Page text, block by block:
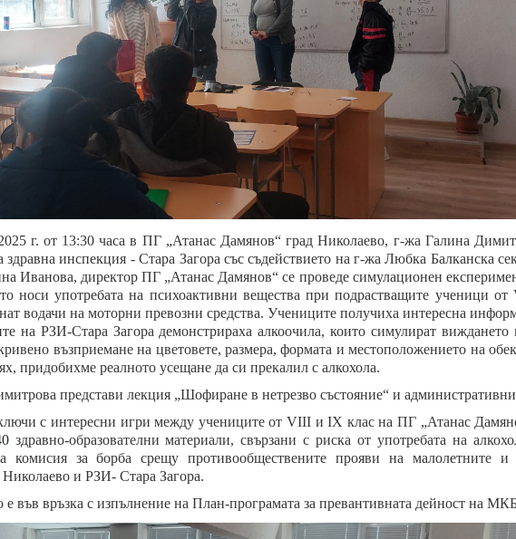
г. от 13:30 часа в ПГ „Атанас Дамянов“ град Николаево, г-жа Галина
здравна инспекция - Стара Загора със съдействието на г-жа Любка
Иванова, директор ПГ „Атанас Дамянов“ се проведе симулационен
носи употребата на психоактивни вещества при подрастващите ученици от
водачи на моторни превозни средства. Учениците получиха интересна
на РЗИ-Стара Загора демонстрираха алкоочила, които симулират
възприемане на цветовете, размера, формата и местоположението на
придобихме реалното усещане да си прекалил с алкохола.
представи лекция „Шофиране в нетрезво състояние“ и
с интересни игри между учениците отVIII и IX клас на ПГ „Атанас
здравно-образователни материали, свързани с риска от употребата на
комисия за борба срещу противообществените прояви на малолетните и
и РЗИ- Стара Загора.
е във връзка с изпълнение на План-програмата за превантивната дейност на